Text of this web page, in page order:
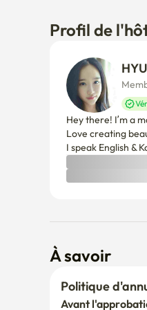
Profil de
Hey there! I’m a
Love creating
À savoir
Politique
S'il n'est pas
Après